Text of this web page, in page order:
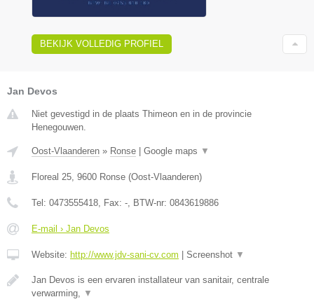
BEKIJK VOLLEDIG PROFIEL
Jan Devos
Niet gevestigd in de plaats Thimeon en in de provincie
Henegouwen.
Oost-Vlaanderen » Ronse Google maps ▼
Floreal 25 9600 Ronse (Oost-Vlaanderen)
Tel: 0473555418 , Fax: - , BTW-nr: 0843619886
E-mail › Jan Devos
Website: http://www.jdv-sani-cv.com Screenshot ▼
Jan Devos is een ervaren installateur van sanitair, centrale
verwarming,
▼